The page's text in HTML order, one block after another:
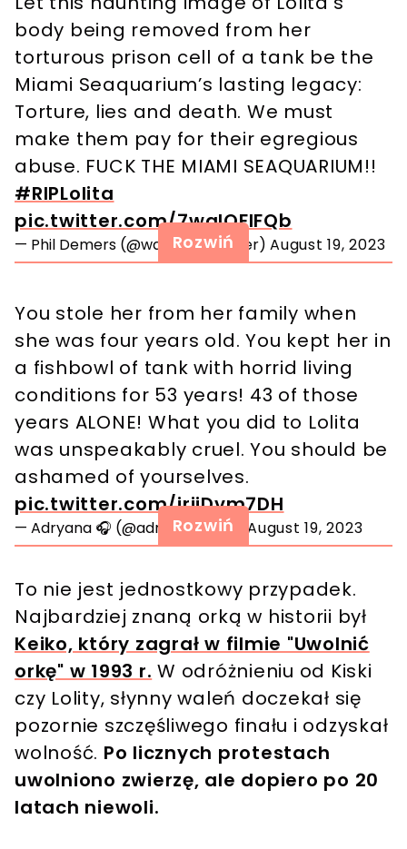
body being removed from her
torturous prison cell of a tank be the
Miami Seaquarium’s lasting legacy:
Torture, lies and death. We must
make them pay for their egregious
abuse. FUCK THE MIAMI SEAQUARIUM!!
#RIPLolita
pic.twitter.com/7waIOFlFQb
— Phil Demers (@walruswhisperer) August 19, 2023
Rozwiń
You stole her from her family when
she was four years old. You kept her in
a fishbowl of tank with horrid living
conditions for 53 years! 43 of those
years ALONE! What you did to Lolita
was unspeakably cruel. You should be
ashamed of yourselves.
pic.twitter.com/irjiDvm7DH
— Adryana 🎧 (@adryana_RPA) August 19, 2023
Rozwiń
To nie jest jednostkowy przypadek.
Najbardziej znaną orką w historii był
Keiko, który zagrał w filmie "Uwolnić
orkę" w 1993 r. W odróżnieniu od Kiski
czy Lolity, słynny waleń doczekał się
pozornie szczęśliwego finału i odzyskał
wolność. Po licznych protestach
uwolniono zwierzę, ale dopiero po 20
latach niewoli.